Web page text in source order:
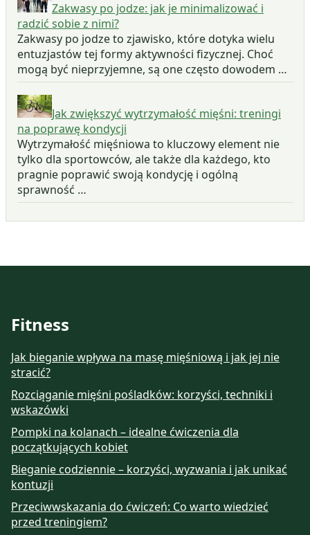
Zakwasy po jodze: jak je minimalizować i
radzić sobie z nimi?
Zakwasy po jodze to zjawisko, które dotyka wielu
entuzjastów tej formy aktywności fizycznej. Choć
mogą być nieprzyjemne, są one często dowodem …
Jak zwiększyć wytrzymałość mięśni: treningi
na poprawę kondycji
Wytrzymałość mięśniowa to kluczowy element nie
tylko dla sportowców, ale także dla każdego, kto
pragnie poprawić swoją kondycję i ogólną
sprawność …
Fitness
Jak bieganie wpływa na masę mięśniową i jak jej nie
stracić?
Rozciąganie mięśni pośladków: korzyści, techniki i
wskazówki
Pompki na kolanach – idealne ćwiczenia dla
początkujących kobiet
Bieganie codziennie – korzyści, wyzwania i jak unikać
kontuzji
Przeciwwskazania do ćwiczeń: Co warto wiedzieć
przed treningiem?